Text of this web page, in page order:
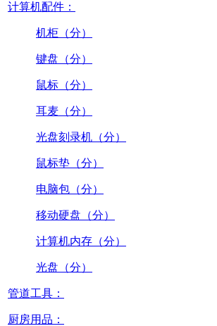
计算机配件：
机柜（分）
键盘（分）
鼠标（分）
耳麦（分）
光盘刻录机（分）
鼠标垫（分）
电脑包（分）
移动硬盘（分）
计算机内存（分）
光盘（分）
管道工具：
厨房用品：